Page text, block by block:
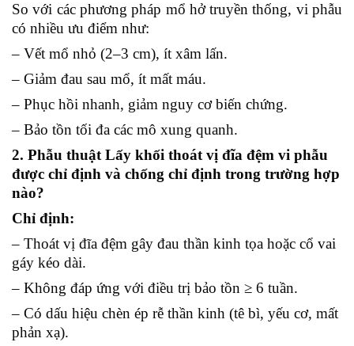
So với các phương pháp mổ hở truyền thống, vi phẫu
có nhiều ưu điểm như:
– Vết mổ nhỏ (2–3 cm), ít xâm lấn.
– Giảm đau sau mổ, ít mất máu.
– Phục hồi nhanh, giảm nguy cơ biến chứng.
– Bảo tồn tối đa các mô xung quanh.
2. Phẫu thuật Lấy khối thoát vị đĩa đệm vi phẫu
được chỉ định và chống chỉ định trong trường hợp
nào?
Chỉ định:
– Thoát vị đĩa đệm gây đau thần kinh tọa hoặc cổ vai
gáy kéo dài.
– Không đáp ứng với điều trị bảo tồn ≥ 6 tuần.
– Có dấu hiệu chèn ép rễ thần kinh (tê bì, yếu cơ, mất
phản xạ).